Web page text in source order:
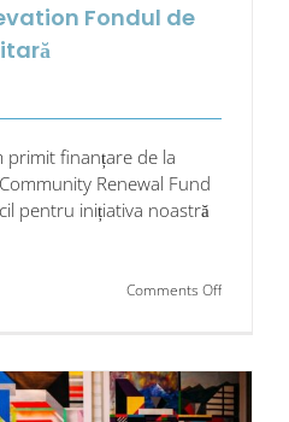
Fondul de
primit finanțare de la
Renewal Fund
pentru inițiativa noastră
Comments Offon
Fondul
de